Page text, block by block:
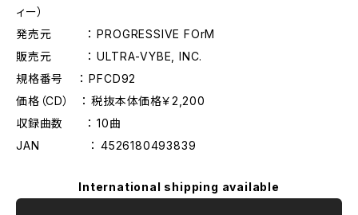
ィー）
発売元 ： PROGRESSIVE FOrM
販売元 ： ULTRA-VYBE, INC.
規格番号 ： PFCD92
価格（CD） ： 税抜本体価格￥2,200
収録曲数 ： 10曲
JAN ： 4526180493839
International shipping available